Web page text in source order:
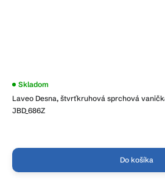
Laveo Desna, štvrťkruhová sprchová
JBD_686Z
Skladom
Do košíka